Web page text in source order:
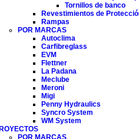
Tornillos de banco
Revestimientos de
Rampas
POR MARCAS
Autoclima
Carfibreglass
EVM
Flettner
La Padana
Meclube
Meroni
Migi
Penny Hydraulics
Syncro System
WM System
POR MARCAS